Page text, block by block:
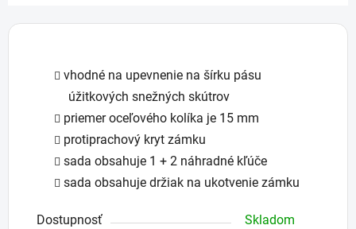
vhodné na upevnenie na šírku pásu
úžitkových snežných skútrov
priemer oceľového kolíka je 15 mm
protiprachový kryt zámku
sada obsahuje 1 + 2 náhradné kľúče
sada obsahuje držiak na ukotvenie zámku
Dostupnosť
Skladom